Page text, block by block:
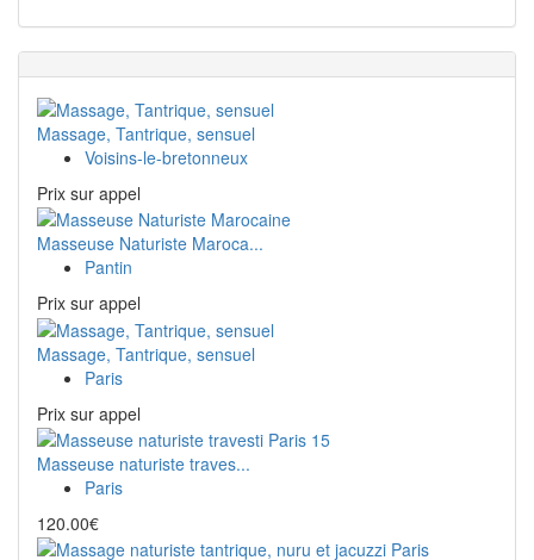
Massage, Tantrique, sensuel
Voisins-le-bretonneux
Prix ​​sur appel
Masseuse Naturiste Maroca...
Pantin
Prix ​​sur appel
Massage, Tantrique, sensuel
Paris
Prix ​​sur appel
Masseuse naturiste traves...
Paris
120.00€